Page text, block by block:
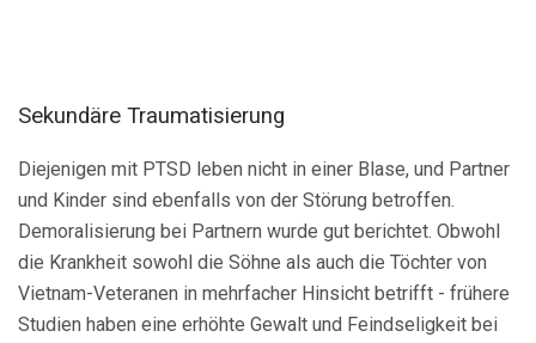
Sekundäre Traumatisierung
Diejenigen mit PTSD leben nicht in einer Blase, und Partner
und Kinder sind ebenfalls von der Störung betroffen.
Demoralisierung bei Partnern wurde gut berichtet. Obwohl
die Krankheit sowohl die Söhne als auch die Töchter von
Vietnam-Veteranen in mehrfacher Hinsicht betrifft - frühere
Studien haben eine erhöhte Gewalt und Feindseligkeit bei